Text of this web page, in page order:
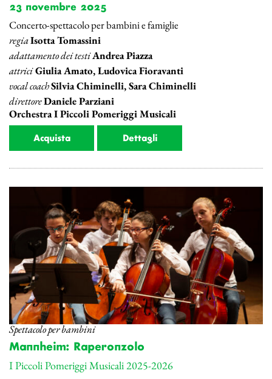
23 novembre 2025
Concerto-spettacolo per bambini e famiglie
regiaIsotta Tomassini
adattamento dei testiAndrea Piazza
attriciGiulia Amato, Ludovica Fioravanti
vocal coachSilvia Chiminelli, Sara Chiminelli
direttoreDaniele Parziani
Orchestra I Piccoli Pomeriggi Musicali
Acquista Dettagli
Spettacolo per bambini
Mannheim: Raperonzolo
I Piccoli Pomeriggi Musicali 2025-2026